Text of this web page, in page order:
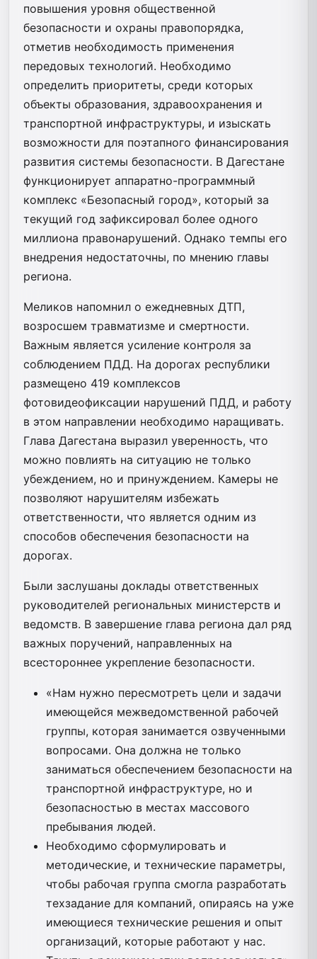
повышения уровня общественной
безопасности и охраны правопорядка,
отметив необходимость применения
передовых технологий. Необходимо
определить приоритеты, среди которых
объекты образования, здравоохранения и
транспортной инфраструктуры, и изыскать
возможности для поэтапного финансирования
развития системы безопасности. В Дагестане
функционирует аппаратно-программный
комплекс «Безопасный город», который за
текущий год зафиксировал более одного
миллиона правонарушений. Однако темпы его
внедрения недостаточны, по мнению главы
региона.
Меликов напомнил о ежедневных ДТП,
возросшем травматизме и смертности.
Важным является усиление контроля за
соблюдением ПДД. На дорогах республики
размещено 419 комплексов
фотовидеофиксации нарушений ПДД, и работу
в этом направлении необходимо наращивать.
Глава Дагестана выразил уверенность, что
можно повлиять на ситуацию не только
убеждением, но и принуждением. Камеры не
позволяют нарушителям избежать
ответственности, что является одним из
способов обеспечения безопасности на
дорогах.
Были заслушаны доклады ответственных
руководителей региональных министерств и
ведомств. В завершение глава региона дал ряд
важных поручений, направленных на
всестороннее укрепление безопасности.
«Нам нужно пересмотреть цели и задачи
имеющейся межведомственной рабочей
группы, которая занимается озвученными
вопросами. Она должна не только
заниматься обеспечением безопасности на
транспортной инфраструктуре, но и
безопасностью в местах массового
пребывания людей.
Необходимо сформулировать и
методические, и технические параметры,
чтобы рабочая группа смогла разработать
техзадание для компаний, опираясь на уже
имеющиеся технические решения и опыт
организаций, которые работают у нас.